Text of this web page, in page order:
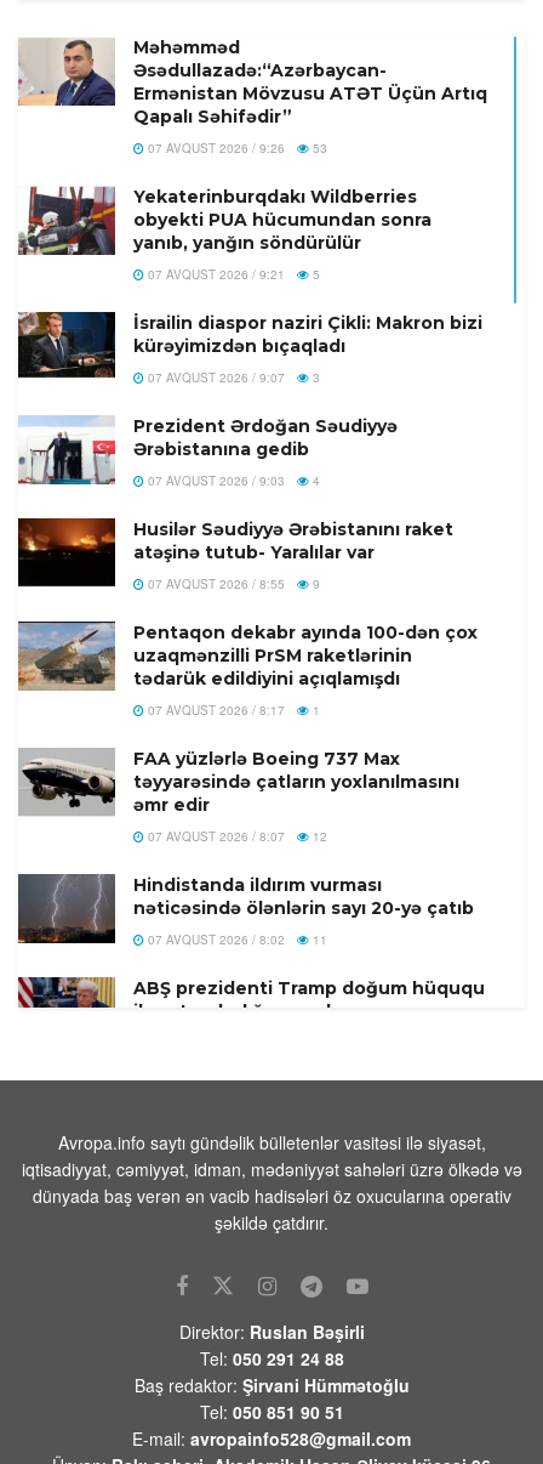
Məhəmməd
Əsədullazadə:“Azərbaycan-
Ermənistan Mövzusu ATƏT Üçün Artıq
Qapalı Səhifədir”
07 AVQUST 2026 / 9:26 53
Yekaterinburqdakı Wildberries
obyekti PUA hücumundan sonra
yanıb, yanğın söndürülür
07 AVQUST 2026 / 9:21 5
İsrailin diaspor naziri Çikli: Makron bizi
kürəyimizdən bıçaqladı
07 AVQUST 2026 / 9:07 3
Prezident Ərdoğan Səudiyyə
Ərəbistanına gedib
07 AVQUST 2026 / 9:03 4
Husilər Səudiyyə Ərəbistanını raket
atəşinə tutub- Yaralılar var
07 AVQUST 2026 / 8:55 9
Pentaqon dekabr ayında 100-dən çox
uzaqmənzilli PrSM raketlərinin
tədarük edildiyini açıqlamışdı
07 AVQUST 2026 / 8:17 1
FAA yüzlərlə Boeing 737 Max
təyyarəsində çatların yoxlanılmasını
əmr edir
07 AVQUST 2026 / 8:07 12
Hindistanda ildırım vurması
nəticəsində ölənlərin sayı 20-yə çatıb
07 AVQUST 2026 / 8:02 11
ABŞ prezidenti Tramp doğum hüququ
ilə vətəndaşlığa qoyulan
Təhsil naziri:Danimarkada
məktəblərdə süni intellektlə
saxtakarlığa qarşı şifahi müdafiə tələb
olunurdu
07 AVQUST 2026 / 7:51
Konqoda Ebola epidemiyası böyüyür,
07 AVQUST 2026 / 7:44 11
Tramp: “İranla razılaşma tezliklə əldə
oluna bilər
07 AVQUST 2026 / 7:32 12
Avropa.info saytı gündəlik bülletenlər vasitəsi ilə siyasət,
iqtisadiyyat, cəmiyyət, idman, mədəniyyət sahələri üzrə ölkədə və
dünyada baş verən ən vacib hadisələri öz oxucularına operativ
şəkildə çatdırır.
Direktor: Ruslan Bəşirli
Tel: 050 291 24 88
Baş redaktor: Şirvani Hümmətoğlu
Tel: 050 851 90 51
E-mail: avropainfo528@gmail.com